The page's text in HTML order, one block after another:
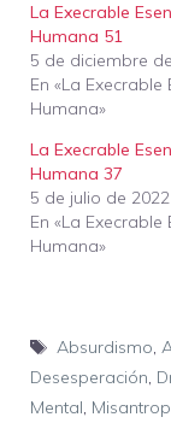
La Execrable
Humana 51
5 de diciembre
En «La Execrable
Humana»
La Execrable
Humana 37
5 de julio de 2022
En «La Execrable
Humana»
Etiquetas
Absurdismo,
Desesperación,
Mental,